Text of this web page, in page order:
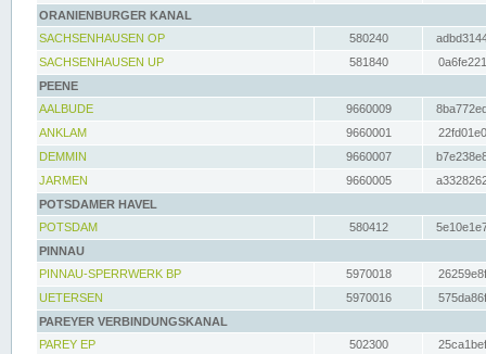
ORANIENBURGER KANAL
SACHSENHAUSEN OP
580240
SACHSENHAUSEN UP
581840
PEENE
AALBUDE
9660009
ANKLAM
9660001
DEMMIN
9660007
JARMEN
9660005
POTSDAMER HAVEL
POTSDAM
580412
PINNAU
PINNAU-SPERRWERK BP
5970018
UETERSEN
5970016
PAREYER VERBINDUNGSKANAL
PAREY EP
502300